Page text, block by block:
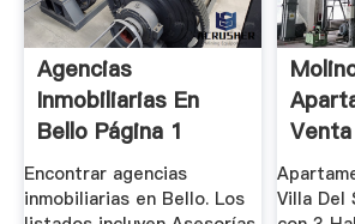
Agencias
Inmobiliarias En
Bello Página 1
Encontrar agencias
inmobiliarias en Bello. Los
Sol ...
Villa Del